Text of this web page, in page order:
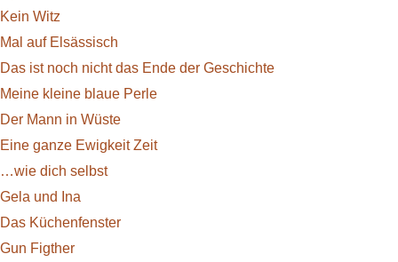
Kein Witz
Mal auf Elsäs­sisch
Das ist noch nicht das Ende der Ge­schichte
Meine kleine blaue Perle
Der Mann in Wüste
Eine ganze Ewigkeit Zeit
…wie dich selbst
Gela und Ina
Das Küchen­fenster
Gun Figther